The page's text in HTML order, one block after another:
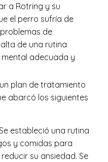
a Rotring y su
el perro sufría de
problemas de
de una rutina
adecuada y
plan de tratamiento
abarcó los siguientes
estableció una rutina
y comidas para
su ansiedad. Se